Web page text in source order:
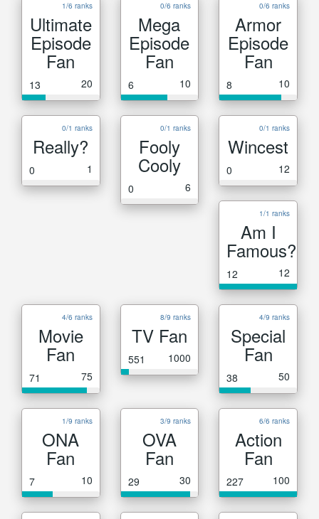
1/6 ranks
Ultimate
Episode
Fan
13 20
0/6 ranks
Mega
Episode
Fan
6 10
0/6 ranks
Armor
Episode
Fan
8 10
0/1 ranks
Really?
0 1
0/1 ranks
Fooly
Cooly
0 6
0/1 ranks
Wincest
0 12
1/1 ranks
Am I
Famous?
12 12
4/6 ranks
Movie
Fan
71 75
8/9 ranks
TV Fan
551 1000
4/9 ranks
Special
Fan
38 50
1/9 ranks
ONA
Fan
7 10
3/9 ranks
OVA
Fan
29 30
6/6 ranks
Action
Fan
227 100